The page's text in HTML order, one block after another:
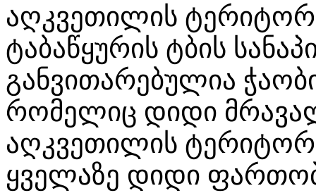
აღკვეთილის
ტაბაწყურის ტბის
განვითარებულია
რომელიც დიდი
აღკვეთილის
ყველაზე დიდი